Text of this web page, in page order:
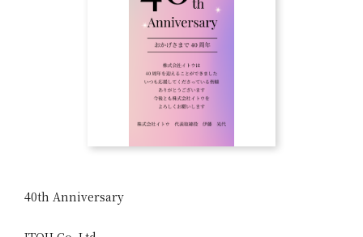
40th Anniversary